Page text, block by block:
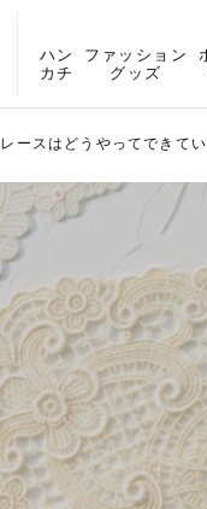
ハン
カチ
ファッション
グッズ
レースはどうやってできて